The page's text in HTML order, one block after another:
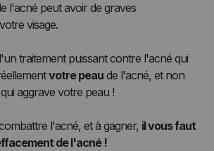
l'acné peut avoir de graves
visage.
traitement puissant contre l'acné qui
votre peau de l'acné, et non
aggrave votre peau !
l'acné, et à gagner, il vous faut
de l'acné !